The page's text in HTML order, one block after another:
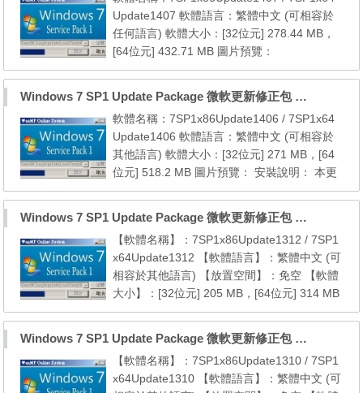
01. 本更新包只適用於 Windows 7 SP1 (x86/x
64)。 02. 安裝...
Update1407 軟體語言：繁體中文 (可相容於
任何語言) 軟體大小：[32位元] 278.44 MB，
[64位元] 432.71 MB 圖片預覽：
————————————————————
——————- 安裝說明： 本更新包包含 7 S
P1 [32位元] 以後至2014年07月份的 [ 162 ]
個微軟官方的更新修正檔 本更新包包含 7 SP
1 [64位元] 以後至2014年07月份的 [ 164 ] 個
微軟官方的更新修正檔
————————————————————
——————- 注意...
Windows 7 SP1 Update Package 微軟更新修正包 (2014.06月份)
軟體名稱：7SP1x86Update1406 / 7SP1x64
Update1406 軟體語言：繁體中文 (可相容於
其他語言) 軟體大小：[32位元] 271 MB，[64
位元] 518.2 MB 圖片預覽： 安裝說明： 本更
新包包含 7 SP1 [32位元] 以後至2014年06月
份的 [ 161 ] 個微軟官方的更新修正檔， 本更
新包包含 7 SP1 [64位元] 以後至2014年06月
份的 [ 194 ] 個微軟官方的更新修正檔， 2. 本
更新包無反安裝功能，請先考慮後再決定是否
安裝， 3. 安裝...
Windows 7 SP1 Update Package 微軟更新修正包 (2013.12月份)
【軟體名稱】：7SP1x86Update1312 / 7SP1
x64Update1312 【軟體語言】：繁體中文 (可
相容於其他語言) 【放置空間】：免空 【軟體
大小】：[32位元] 205 MB，[64位元] 314 MB
【檔案格式】：EXE 【圖片預覽】： 【安裝
說明】： 本更新包包含 7 SP1 [32位元] 以後
至2013年12月份的 [ 118 ] 個微軟官方的更新
修正檔， 本更新包包含 7 SP1 [64位元] 以後
至2013年12月份的 [ 119 ] 個微軟官方的更新
Windows 7 SP1 Update Package 微軟更新修正包 (2013.10月份)
【軟體名稱】：7SP1x86Update1310 / 7SP1
x64Update1310 【軟體語言】：繁體中文 (可